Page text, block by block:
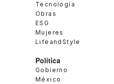
Tecnología
Obras
ESG
Mujeres
LifeandStyle
Política
Gobierno
México